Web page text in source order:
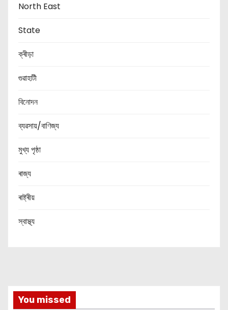
North East
State
ক্ৰীড়া
গুৱাহাটী
বিনোদন
ব্যৱসায়/বাণিজ্য
মুখ্য পৃষ্ঠা
ৰাজ্য
ৰাষ্ট্ৰীয়
স্বাস্থ্য
You missed